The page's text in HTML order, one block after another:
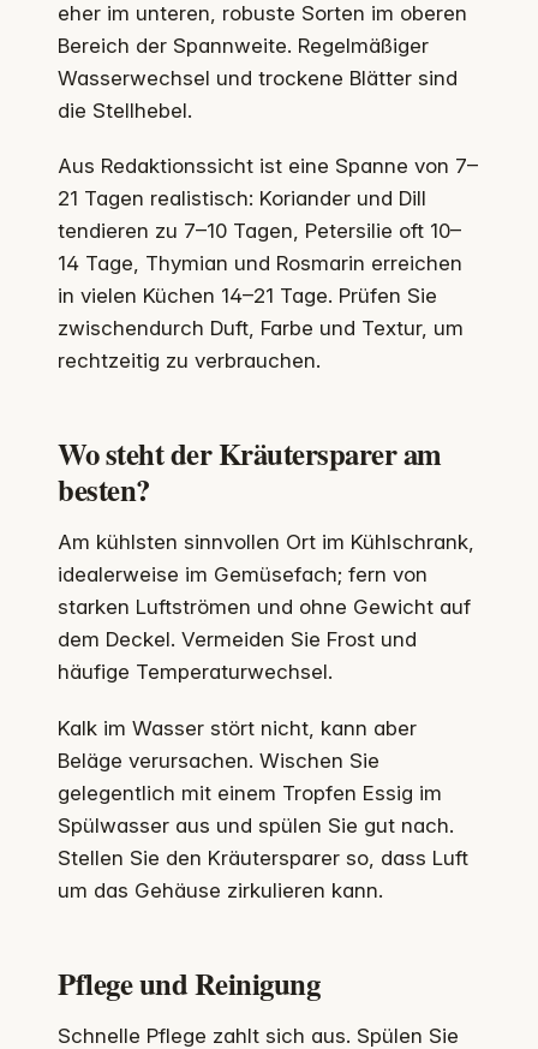
eher im unteren, robuste Sorten im oberen
Bereich der Spannweite. Regelmäßiger
Wasserwechsel und trockene Blätter sind
die Stellhebel.
Aus Redaktionssicht ist eine Spanne von 7–
21 Tagen realistisch: Koriander und Dill
tendieren zu 7–10 Tagen, Petersilie oft 10–
14 Tage, Thymian und Rosmarin erreichen
in vielen Küchen 14–21 Tage. Prüfen Sie
zwischendurch Duft, Farbe und Textur, um
rechtzeitig zu verbrauchen.
Wo steht der Kräutersparer am
besten?
Am kühlsten sinnvollen Ort im Kühlschrank,
idealerweise im Gemüsefach; fern von
starken Luftströmen und ohne Gewicht auf
dem Deckel. Vermeiden Sie Frost und
häufige Temperaturwechsel.
Kalk im Wasser stört nicht, kann aber
Beläge verursachen. Wischen Sie
gelegentlich mit einem Tropfen Essig im
Spülwasser aus und spülen Sie gut nach.
Stellen Sie den Kräutersparer so, dass Luft
um das Gehäuse zirkulieren kann.
Pflege und Reinigung
Schnelle Pflege zahlt sich aus. Spülen Sie